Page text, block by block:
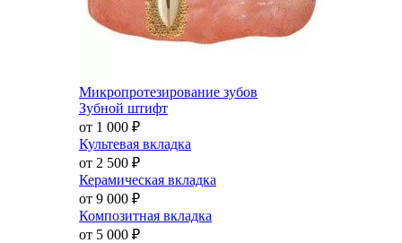
Микропротезирование зубов
Зубной штифт
от 1 000 ₽
Культевая вкладка
от 2 500 ₽
Керамическая вкладка
от 9 000 ₽
Композитная вкладка
от 5 000 ₽